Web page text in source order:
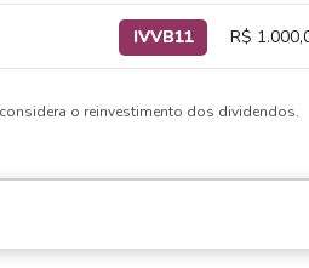
IVVB11 R$
o reinvestimento dos dividendos.